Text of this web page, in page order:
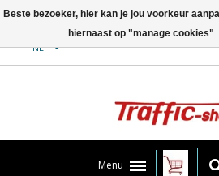
NL
Menu
Beste bezoeker, hier kan je jou voorkeur
hiernaast op "manage cookies"